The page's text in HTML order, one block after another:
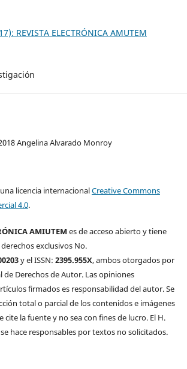
REVISTA ELECTRÓNICA AMUTEM
Angelina Alvarado Monroy
licencia internacionalCreative Commons
4.0.
AMIUTEM es de acceso abierto y tiene
exclusivos No.
y el ISSN: 2395.955X, ambos otorgados por
Derechos de Autor. Las opiniones
firmados es responsabilidad del autor. Se
total o parcial de los contenidos e imágenes
cite la fuente y no sea con fines de lucro. El H.
hace responsables por textos no solicitados.